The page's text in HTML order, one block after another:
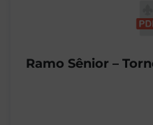
Ramo Sênior –